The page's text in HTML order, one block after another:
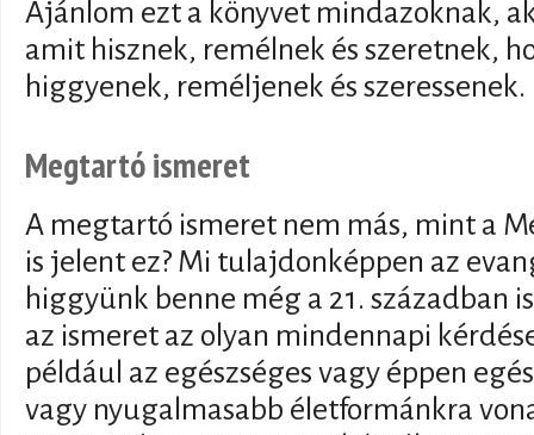
Ajánlom ezt a könyvet mindazoknak,
amit hisznek, remélnek és szeretnek,
higgyenek, reméljenek és szeressenek.
Megtartó ismeret
A megtartó ismeret nem más, mint a
is jelent ez? Mi tulajdonképpen az
higgyünk benne még a 21. században
az ismeret az olyan mindennapi
például az egészséges vagy éppen
vagy nyugalmasabb életformánkra